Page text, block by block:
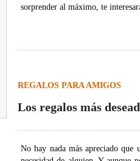
sorprender al máximo, te
REGALOS PARA AMIGOS
Los regalos más
No hay nada más apreciado que